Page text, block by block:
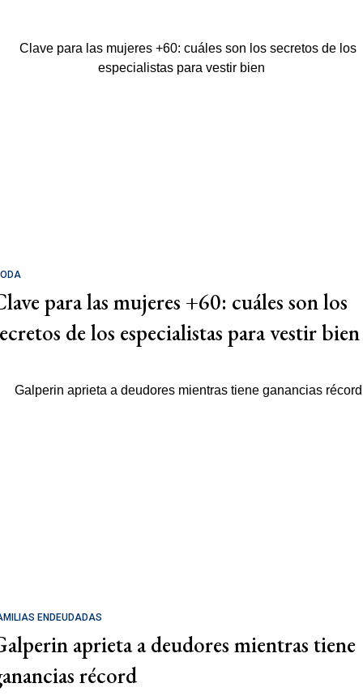
para las mujeres +60: cuáles son los
de los especialistas para vestir bien
ENDEUDADAS
aprieta a deudores mientras tiene
récord